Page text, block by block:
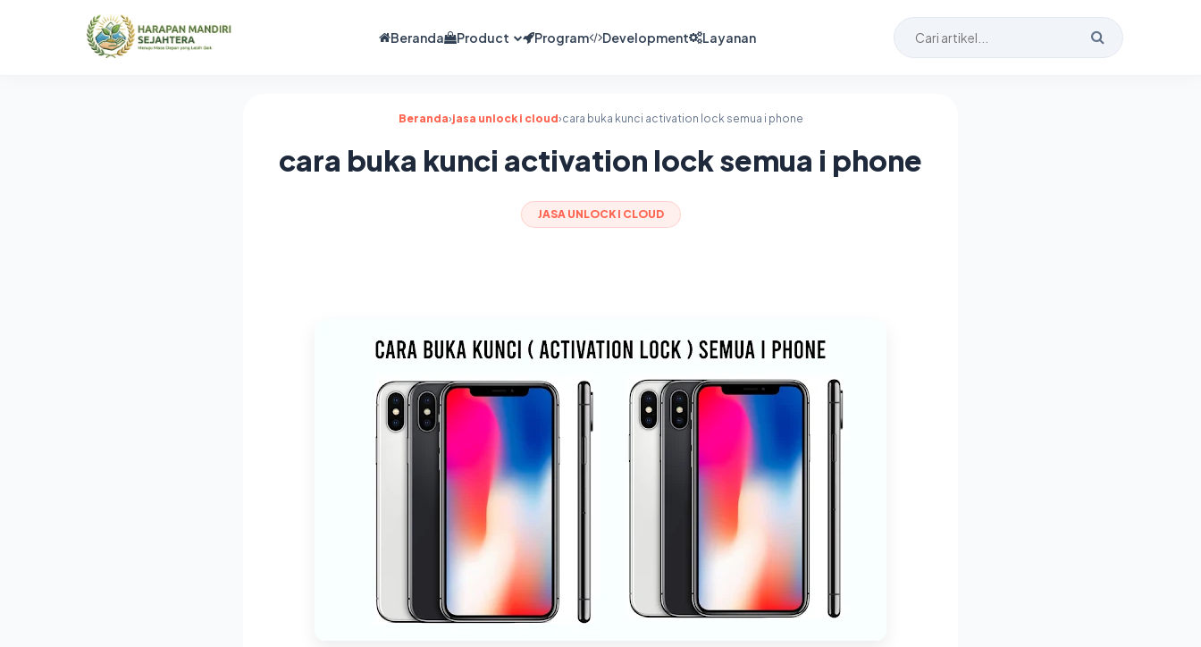
Beranda Product Program Development Layanan
Beranda›jasa unlock i cloud›cara buka kunci activation lock semua i phone
cara buka kunci activation lock semua i phone
JASA UNLOCK I CLOUD